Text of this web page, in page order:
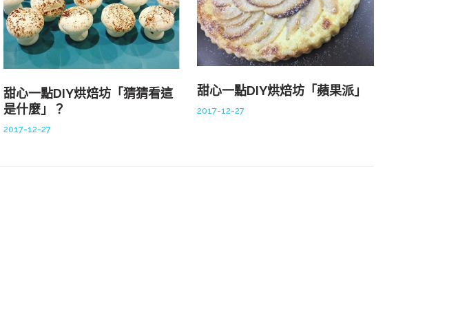
甜心一點DIY烘焙坊「猜猜看這
是什麼」？
2017-12-27
甜心一點DIY烘焙坊「蘋果派」
2017-12-27